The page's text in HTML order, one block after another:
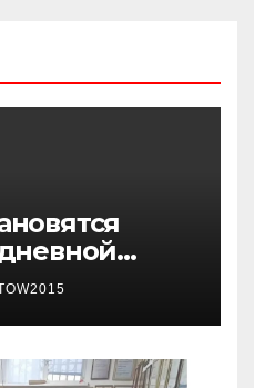
жителям
быть